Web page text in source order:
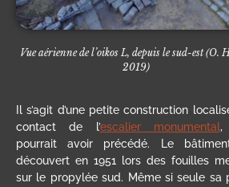
Vue aérienne de l’oikos L, depuis le sud-est (O.
2019)
Il s’agit d’une petite construction
contact de l’escalier monumental,
pourrait avoir précédé. Le
découvert en 1951 lors des fouilles
sur le propylée sud. Même si seule sa